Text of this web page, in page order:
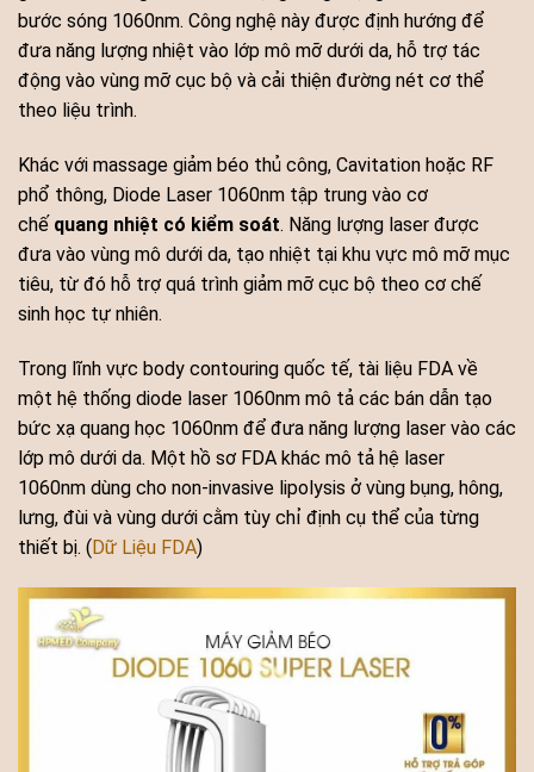
bước sóng 1060nm. Công nghệ này được định hướng để
đưa năng lượng nhiệt vào lớp mô mỡ dưới da, hỗ trợ tác
động vào vùng mỡ cục bộ và cải thiện đường nét cơ thể
theo liệu trình.
Khác với massage giảm béo thủ công, Cavitation hoặc RF
phổ thông, Diode Laser 1060nm tập trung vào cơ
chế quang nhiệt có kiểm soát. Năng lượng laser được
đưa vào vùng mô dưới da, tạo nhiệt tại khu vực mô mỡ mục
tiêu, từ đó hỗ trợ quá trình giảm mỡ cục bộ theo cơ chế
sinh học tự nhiên.
Trong lĩnh vực body contouring quốc tế, tài liệu FDA về
một hệ thống diode laser 1060nm mô tả các bán dẫn tạo
bức xạ quang học 1060nm để đưa năng lượng laser vào các
lớp mô dưới da. Một hồ sơ FDA khác mô tả hệ laser
1060nm dùng cho non-invasive lipolysis ở vùng bụng, hông,
lưng, đùi và vùng dưới cằm tùy chỉ định cụ thể của từng
thiết bị. (Dữ Liệu FDA)